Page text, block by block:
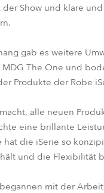
Show und klare
gab es weitere
MDG The One und
Produkte der Robe
alle neuen
eine brillante
hat die iSerie so
und die Flexibilität
mit der